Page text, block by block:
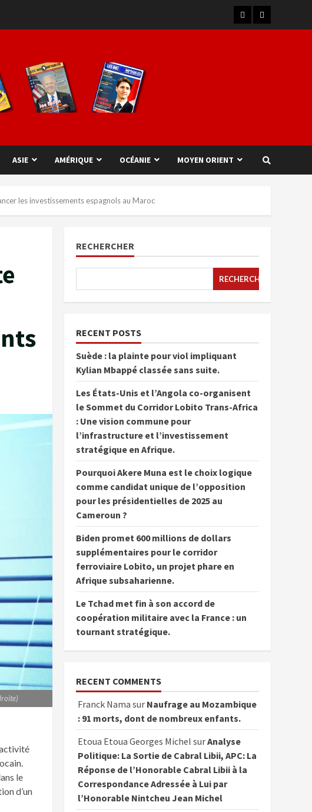
ASIE AMÉRIQUE OCÉANIE MOYEN ORIENT
les investissements espagnols au Maroc
le
d’un
RECHERCHER
RECHERCHER
RECENT POSTS
Suède : la plainte pour viol impliquant
Kylian Mbappé classée sans suite.
Les États-Unis et l’Angola co-organisent
le Sommet du Corridor Lobito Trans-Africa
: Une vision commune pour
l’infrastructure et l’investissement
stratégique en Afrique.
Pourquoi Akere Muna est le choix logique
comme candidat unique de l’opposition
pour les présidentielles de 2025 au
Cameroun ?
Biden promet 600 millions de dollars
supplémentaires pour le corridor
ferroviaire Lobito, un projet phare en
Afrique subsaharienne.
Le Tchad met fin à son accord de
coopération militaire avec la France : un
tournant stratégique.
RECENT COMMENTS
Franck Nama sur Naufrage au Mozambique
: 91 morts, dont de nombreux enfants.
Etoua Etoua Georges Michel surAnalyse
Politique: La Sortie de Cabral Libii, APC: La
Réponse de l’Honorable Cabral Libii à la
Correspondance Adressée à Lui par
l’Honorable Nintcheu Jean Michel